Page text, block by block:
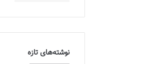
نوشته‌های تازه